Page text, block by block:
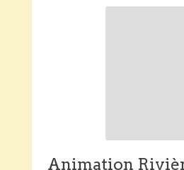
Animation